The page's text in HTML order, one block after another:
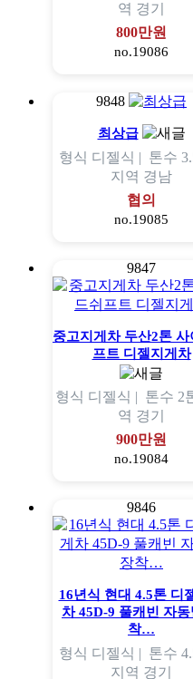
역 경기
800만원
no.19086
9848
최상급
형식 디젤식 | 톤수
지역 경남
협의
no.19085
9847
중고지게차 두산2톤 사
프트 디젤지게차
형식 디젤식 | 톤수 2
역 경기
900만원
no.19084
9846
16년식 현대 4.5톤 디
차 45D-9 풀캐빈 자
착…
형식 디젤식 | 톤수
지역 경기